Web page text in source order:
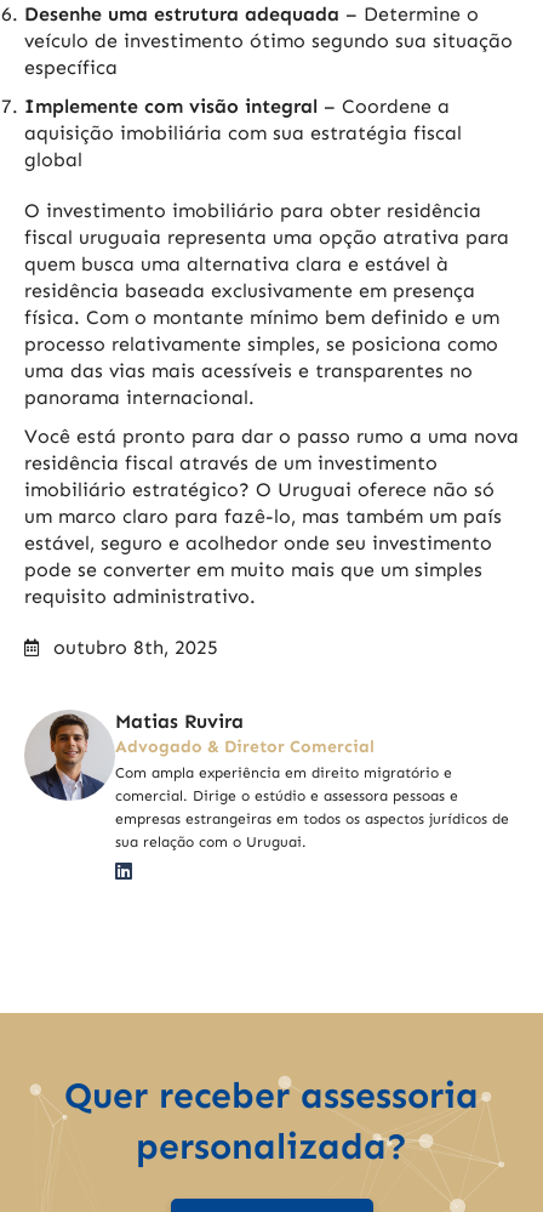
Desenhe uma estrutura adequada – Determine o
veículo de investimento ótimo segundo sua situação
específica
Implemente com visão integral – Coordene a
aquisição imobiliária com sua estratégia fiscal
global
O investimento imobiliário para obter residência
fiscal uruguaia representa uma opção atrativa para
quem busca uma alternativa clara e estável à
residência baseada exclusivamente em presença
física. Com o montante mínimo bem definido e um
processo relativamente simples, se posiciona como
uma das vias mais acessíveis e transparentes no
panorama internacional.
Você está pronto para dar o passo rumo a uma nova
residência fiscal através de um investimento
imobiliário estratégico? O Uruguai oferece não só
um marco claro para fazê-lo, mas também um país
estável, seguro e acolhedor onde seu investimento
pode se converter em muito mais que um simples
requisito administrativo.
outubro 8th, 2025
Matias Ruvira
Advogado & Diretor Comercial
Com ampla experiência em direito migratório e
comercial. Dirige o estúdio e assessora pessoas e
empresas estrangeiras em todos os aspectos jurídicos de
sua relação com o Uruguai.
Quer receber assessoria
personalizada?